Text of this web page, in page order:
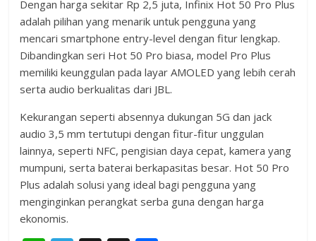
Dengan harga sekitar Rp 2,5 juta, Infinix Hot 50 Pro Plus
adalah pilihan yang menarik untuk pengguna yang
mencari smartphone entry-level dengan fitur lengkap.
Dibandingkan seri Hot 50 Pro biasa, model Pro Plus
memiliki keunggulan pada layar AMOLED yang lebih cerah
serta audio berkualitas dari JBL.
Kekurangan seperti absennya dukungan 5G dan jack
audio 3,5 mm tertutupi dengan fitur-fitur unggulan
lainnya, seperti NFC, pengisian daya cepat, kamera yang
mumpuni, serta baterai berkapasitas besar. Hot 50 Pro
Plus adalah solusi yang ideal bagi pengguna yang
menginginkan perangkat serba guna dengan harga
ekonomis.